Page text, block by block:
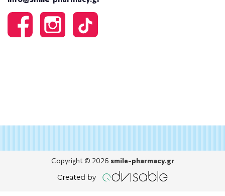
Copyright © 2026 smile-pharmacy.gr